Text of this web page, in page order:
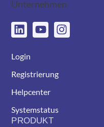
Login
Registrierung
Helpcenter
Systemstatus
PRODUKT